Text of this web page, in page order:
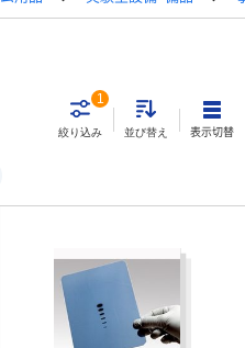
絞り込み
1
並び替え 表示切替